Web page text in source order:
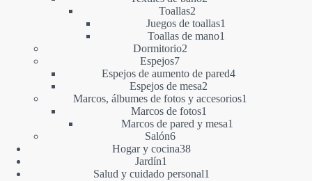
Toallas2
productos
Juegos de toallas1
Toallas de mano1
Dormitorio22
Espejos77
productos
Espejos de aumento de pared44
Espejos de mesa2
productos
Marcos, álbumes de fotos y accesorios1
Marcos de fotos1
producto
Marcos de pared y mesa1
Salón66
productos
Hogar y cocina3838
Jardín1
producto
Salud y cuidado personal1